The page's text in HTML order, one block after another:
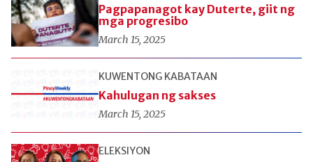
Pagpapanagot kay Duterte, giit ng
mga progresibo
March 15, 2025
KUWENTONG KABATAAN
Kahulugan ng sakses
March 15, 2025
ELEKSIYON